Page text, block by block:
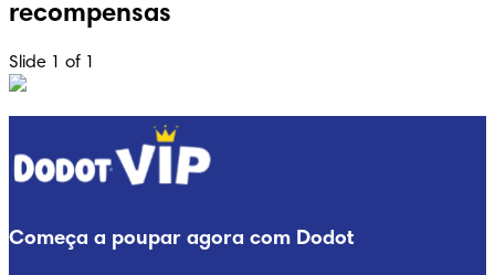
recompensas
Slide 1 of 1
Começa a poupar agora com Dodot